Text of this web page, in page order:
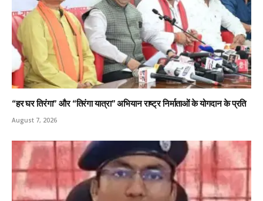
“हर घर तिरंगा” और “तिरंगा यात्रा” अभियान राष्ट्र निर्माताओं के योगदान के प्रति
August 7, 2026